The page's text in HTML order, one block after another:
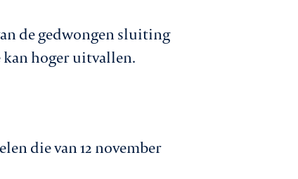
de gedwongen sluiting
kan hoger uitvallen.
die van 12 november